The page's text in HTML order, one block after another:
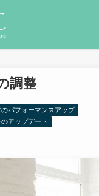
調整
のパフォーマンスアップ
アップデート